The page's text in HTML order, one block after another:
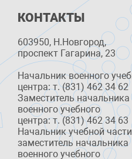
КОНТАКТЫ
603950, Н.Новгород,
проспект Гагарина, 23
Начальник военного
центра: т. (831) 462 34 62
Заместитель начальника
военного учебного
центра: т. (831) 462 34 63
Начальник учебной
заместитель начальника
военного учебного